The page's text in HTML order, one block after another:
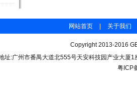
网站首页 关于我们
Copyright 2013-2016
址:广州市番禺大道北555号天安科技园产业大厦
粤ICP